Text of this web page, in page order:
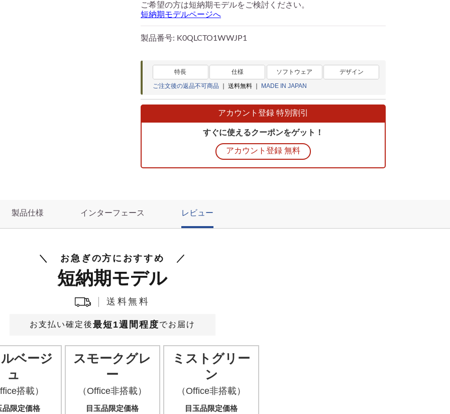
ご希望の方は短納期モデルをご検討ください。
短納期モデルページへ
製品番号: K0QLCTO1WWJP1
特長 仕様 ソフトウェア デザイン
ご注文後の返品不可商品 ｜ 送料無料 ｜ MADE IN JAPAN
アカウント登録 特別割引
すぐに使えるクーポンをゲット！
アカウント登録 無料
製品仕様 インターフェース レビュー
＼ お急ぎの方におすすめ ／
短納期モデル
送料無料
お支払い確定後最短1週間程度でお届け
ベージ
ュ
搭載）
品限定価格
スモークグレ
ー
（Office非搭載）
目玉品限定価格
ミストグリー
ン
（Office非搭載）
目玉品限定価格